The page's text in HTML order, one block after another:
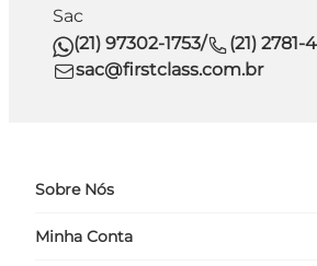
Sac
(21) 97302-1753/
(21) 2781-
sac@firstclass.com.br
Sobre Nós
Quem Somos
Minha Conta